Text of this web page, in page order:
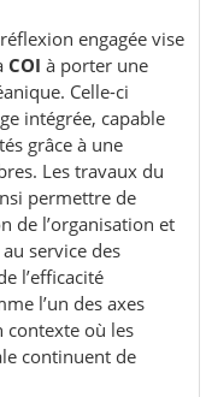
engagée vise
COI à porter une
Celle-ci
intégrée, capable
grâce à une
Les travaux du
permettre de
de l’organisation et
service des
l’efficacité
l’un des axes
contexte où les
continuent de